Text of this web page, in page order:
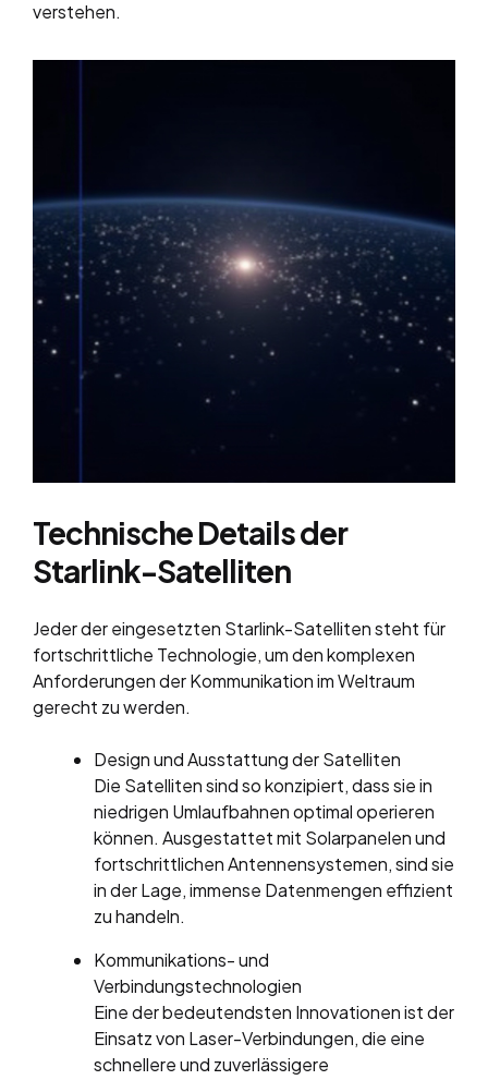
verstehen.
Technische Details der
Starlink-Satelliten
Jeder der eingesetzten Starlink-Satelliten steht für
fortschrittliche Technologie, um den komplexen
Anforderungen der Kommunikation im Weltraum
gerecht zu werden.
Design und Ausstattung der Satelliten
Die Satelliten sind so konzipiert, dass sie in
niedrigen Umlaufbahnen optimal operieren
können. Ausgestattet mit Solarpanelen und
fortschrittlichen Antennensystemen, sind sie
in der Lage, immense Datenmengen effizient
zu handeln.
Kommunikations- und
Verbindungstechnologien
Eine der bedeutendsten Innovationen ist der
Einsatz von Laser-Verbindungen, die eine
schnellere und zuverlässigere